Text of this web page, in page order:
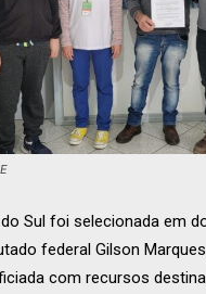
Sul foi selecionada em
federal Gilson
com recursos